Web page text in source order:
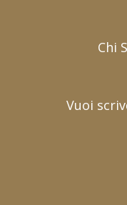
Chi
Vuoi